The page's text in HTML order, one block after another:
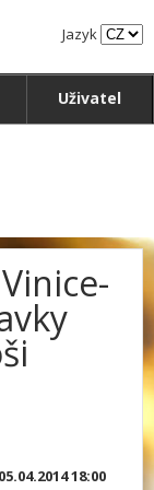
Jazyk
Uživatel
18:00